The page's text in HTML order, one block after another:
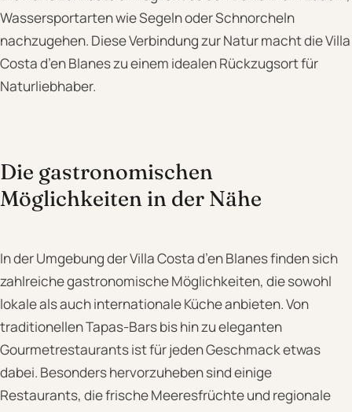
Wassersportarten wie Segeln oder Schnorcheln
nachzugehen. Diese Verbindung zur Natur macht die Villa
Costa d’en Blanes zu einem idealen Rückzugsort für
Naturliebhaber.
Die gastronomischen
Möglichkeiten in der Nähe
In der Umgebung der Villa Costa d’en Blanes finden sich
zahlreiche gastronomische Möglichkeiten, die sowohl
lokale als auch internationale Küche anbieten. Von
traditionellen Tapas-Bars bis hin zu eleganten
Gourmetrestaurants ist für jeden Geschmack etwas
dabei. Besonders hervorzuheben sind einige
Restaurants, die frische Meeresfrüchte und regionale